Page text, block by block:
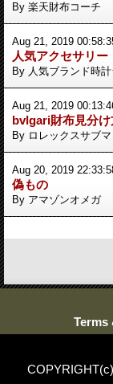
By 楽天財布コーチ
Aug 21, 2019
人気アクセサリー
By 人気ブランド時
Aug 21, 2019
bvlgari財布見分け
By ロレックスサブ
Aug 20, 2019
偽もの
By アマゾンオメガ
Terms